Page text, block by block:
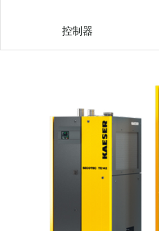
控制器